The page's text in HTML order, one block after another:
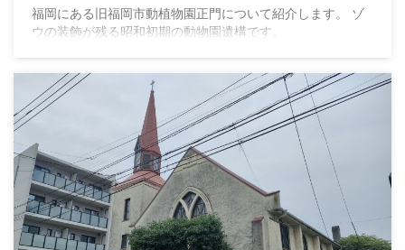
福岡にある旧福岡市動植物園正門について紹介します。 ゾ
ウの装飾が残る昭和初期の動物園遺構です。